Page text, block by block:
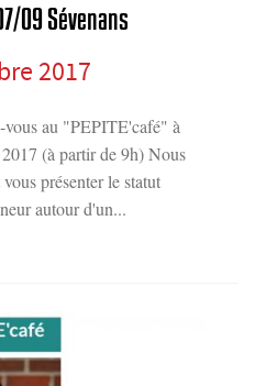
07/09 Sévenans
2017
au "PEPITE'café" à
(à partir de 9h) Nous
présenter le statut
autour d'un...